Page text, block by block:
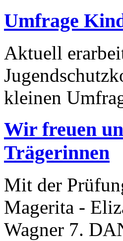
Umfrage
Aktuell
kleinen
Wir freuen
Trägerinnen
Mit der
Magerita -
Wagner 7.